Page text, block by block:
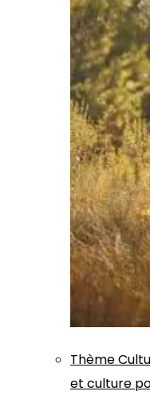
Thème
et culture